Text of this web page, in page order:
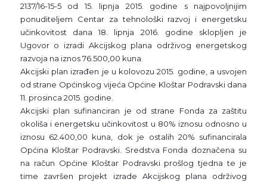
2137/16-15-5 od 15. lipnja 2015. godine s najpovoljnijim
ponuditeljem Centar za tehnološki razvoj i energetsku
učinkovitost dana 18. lipnja 2016. godine sklopljen je
Ugovor o izradi Akcijskog plana održivog energetskog
razvoja na iznos 76.500,00 kuna.
Akcijski plan izrađen je u kolovozu 2015. godine, a usvojen
od strane Općinskog vijeća Općine Kloštar Podravski dana
11. prosinca 2015. godine.
Akcijski plan sufinanciran je od strane Fonda za zaštitu
okoliša i energetsku učinkovitost u 80% iznosu odnosno u
iznosu 62.400,00 kuna, dok je ostalih 20% sufinancirala
Općina Kloštar Podravski. Sredstva Fonda doznačena su
na račun Općine Kloštar Podravski prošlog tjedna te je
time završen projekt izrade Akcijskog plana održivog